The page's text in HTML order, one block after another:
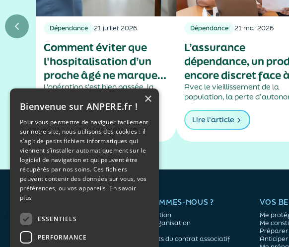
Dépendance 21 juillet 2026
Comment éviter que
l'hospitalisation d’un
proche âgé ne marque
le début d'une perte
d'autonomie ?
L'opération s'est bien passée, la
l'infection est guérie… Pourtant, au
fait comme avant. Difficultés à
marcher, perte d'appétit,
confusion, fatigue inhabituelle :
chez certaines personnes âgées,
l'hospitalisation peut entraîner...
Lire l'article
Dépendance 21 mai 2026
L’assurance
dépendance, un
encore discret face
risque croissant
Avec le vieillissement de la
population, la perte
Français. Pourtant,
dépendance, conçue pour
Lire l'article
QUI SOMMES-NOUS ?
L'association
Notre organisation
Les atouts du contrat associatif
VOS
Me
Me
×
Bienvenue sur ANPERE.fr !
Pour vous permettre de naviguer facilement
sur notre site, nous utilisons des cookies : il
s’agit de petits fichiers informatiques qui
viennent s’installer automatiquement sur le
logiciel de navigation et qui peuvent être
récupérés par nos soins. Ces fichiers
peuvent contenir des données sur vous, vos
préférences, ou vos appareils. En savoir
plus
ESSENTIELS
PERFORMANCE